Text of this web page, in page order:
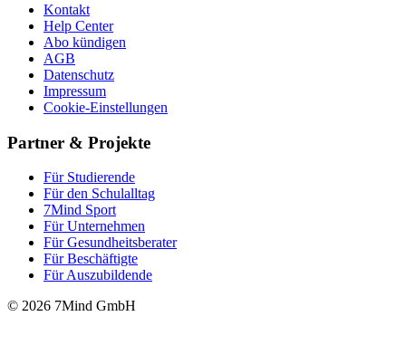
Kontakt
Help Center
Abo kündigen
AGB
Datenschutz
Impressum
Cookie-Einstellungen
Partner & Projekte
Für Stu­die­rende
Für den Schulalltag
7Mind Sport
Für Unter­neh­men
Für Gesund­heits­be­ra­ter
Für Beschäftigte
Für Auszubildende
© 2026 7Mind GmbH